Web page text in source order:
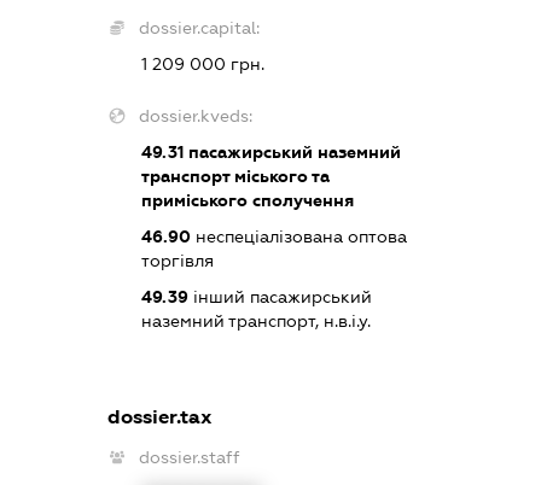
dossier.capital:
1 209 000 грн.
dossier.kveds:
49.31 пасажирський наземний
транспорт міського та
приміського сполучення
46.90 неспеціалізована оптова
торгівля
49.39 інший пасажирський
наземний транспорт, н.в.і.у.
dossier.tax
dossier.staff